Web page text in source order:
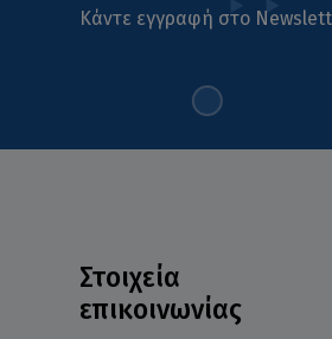
Κάντε εγγραφή στο
Στοιχεία
επικοινωνίας